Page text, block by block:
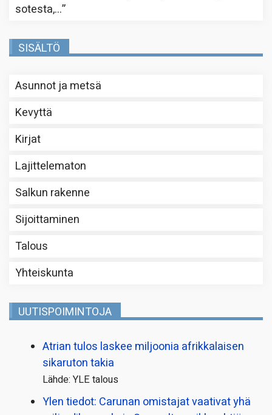
sotesta,…”
SISÄLTÖ
Asunnot ja metsä
Kevyttä
Kirjat
Lajittelematon
Salkun rakenne
Sijoittaminen
Talous
Yhteiskunta
UUTISPOIMINTOJA
Atrian tulos laskee miljoonia afrikkalaisen
sikaruton takia
Lähde: YLE talous
Ylen tiedot: Carunan omistajat vaativat yhä